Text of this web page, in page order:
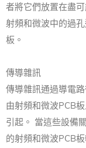
者將它們放置在盡
射頻和微波中的過
板。
傳導雜訊
傳導雜訊通過導電
由射頻和微波PCB
引起。 當這些設備
的射頻和微波PCB